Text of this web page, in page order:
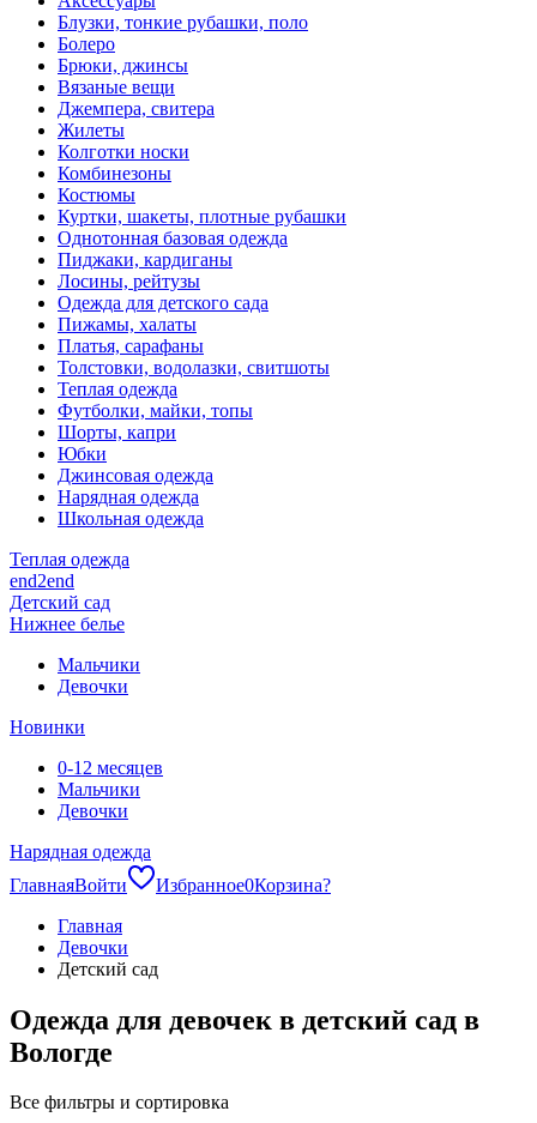
Блузки, тонкие рубашки, поло
Болеро
Брюки, джинсы
Вязаные вещи
Джемпера, свитера
Жилеты
Колготки носки
Комбинезоны
Костюмы
Куртки, шакеты, плотные рубашки
Однотонная базовая одежда
Пиджаки, кардиганы
Лосины, рейтузы
Одежда для детского сада
Пижамы, халаты
Платья, сарафаны
Толстовки, водолазки, свитшоты
Теплая одежда
Футболки, майки, топы
Шорты, капри
Юбки
Джинсовая одежда
Нарядная одежда
Школьная одежда
Теплая одежда
end2end
Детский сад
Нижнее белье
Мальчики
Девочки
Новинки
0-12 месяцев
Мальчики
Девочки
Нарядная одежда
ГлавнаяВойти Избранное0Корзина?
Главная
Девочки
Детский сад
Одежда для девочек в детский сад в
Вологде
Все фильтры и сортировка